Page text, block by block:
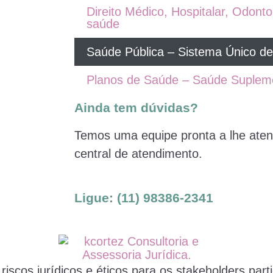
Direito Médico, Hospitalar,
saúde
Saúde Pública – Sistema Único
Planos de Saúde – Saúde
Ainda tem dúvidas?
Temos uma equipe pronta a lhe
central de atendimento.
Ligue: (11) 98386-2341